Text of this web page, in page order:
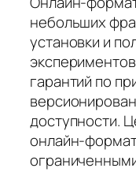
небольших
установки и
гарантий по
доступности.